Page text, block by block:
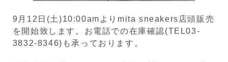
9月12日(土)10:00amよりmita sneakers店頭販売
を開始致します。お電話での在庫確認(TEL03-
3832-8346)も承っております。